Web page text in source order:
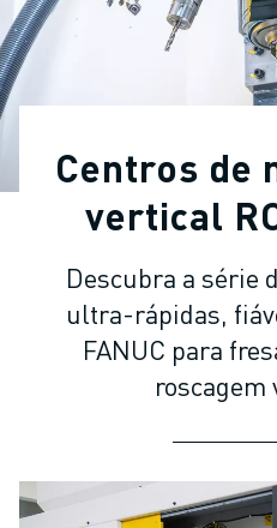
ROBÔS INDUSTRIAIS
ROBÔS COLABORATIVOS
GAMA DE ROBÔS
CONTROLADORES DE ROBÔ
SOFTWARE PARA ROBÔS
SOFTWARE DE SIMULAÇÃO
PRODUTOS DE ROBÓTICA
AUTOMAÇÃO DE ROBÔS
ROBÔS DE SOLDADURA POR ARCO
ROBÔS ARTICULADOS
SÉRIE ARC MATE
ROBÔS PARA SECTOR ALIMENTAR
ROBÔS DE PINTURA
Centros de
vertical
Descubra a série
ultra-rápidas,
FANUC para
roscagem